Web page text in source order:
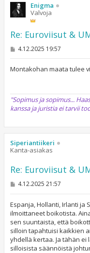
Enigma
Valvoja
Re: Euroviisut &
V
s
4.12.2025 19:57
Montakohan maata tulee
"Sopimus ja sopimus...
kanssa ja juristia ei tarvii
Siperiantiikeri
Kanta-asiakas
Re: Euroviisut &
V
e
s
t
i
4.12.2025 21:57
Espanja, Hollanti, Irlanti ja
ilmoittaneet boikotista.
sen suuntaista, että
silloin tapahtuisi kaikkien
yhdellä kertaa. Ja tähän ei
silloisista säännöistä